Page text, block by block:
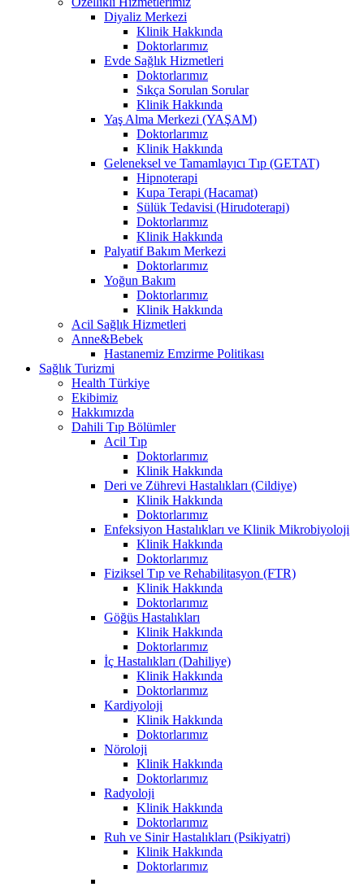
Diyaliz Merkezi
Klinik Hakkında
Doktorlarımız
Evde Sağlık Hizmetleri
Doktorlarımız
Sıkça Sorulan Sorular
Klinik Hakkında
Yaş Alma Merkezi (YAŞAM)
Doktorlarımız
Klinik Hakkında
Geleneksel ve Tamamlayıcı Tıp (GETAT)
Hipnoterapi
Kupa Terapi (Hacamat)
Sülük Tedavisi (Hirudoterapi)
Doktorlarımız
Klinik Hakkında
Palyatif Bakım Merkezi
Doktorlarımız
Yoğun Bakım
Doktorlarımız
Klinik Hakkında
Acil Sağlık Hizmetleri
Anne&Bebek
Hastanemiz Emzirme Politikası
Sağlık Turizmi
Health Türkiye
Ekibimiz
Hakkımızda
Dahili Tıp Bölümler
Acil Tıp
Doktorlarımız
Klinik Hakkında
Deri ve Zührevi Hastalıkları (Cildiye)
Klinik Hakkında
Doktorlarımız
Enfeksiyon Hastalıkları ve Klinik Mikrobiyoloji
Klinik Hakkında
Doktorlarımız
Fiziksel Tıp ve Rehabilitasyon (FTR)
Klinik Hakkında
Doktorlarımız
Göğüs Hastalıkları
Klinik Hakkında
Doktorlarımız
İç Hastalıkları (Dahiliye)
Klinik Hakkında
Doktorlarımız
Kardiyoloji
Klinik Hakkında
Doktorlarımız
Nöroloji
Klinik Hakkında
Doktorlarımız
Radyoloji
Klinik Hakkında
Doktorlarımız
Ruh ve Sinir Hastalıkları (Psikiyatri)
Klinik Hakkında
Doktorlarımız